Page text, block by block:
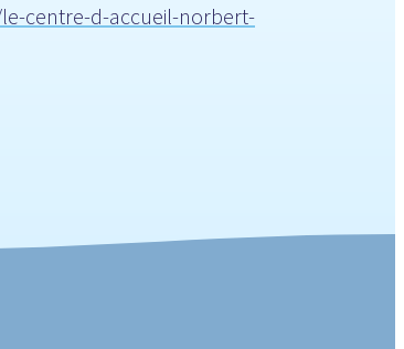
centre-d-accueil-norbert-